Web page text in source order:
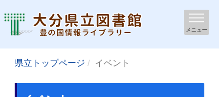
メニュー
県立トップページ イベント